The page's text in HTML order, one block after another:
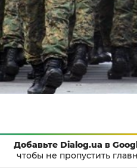
Добавьте Dialog.ua в
чтобы не пропустить